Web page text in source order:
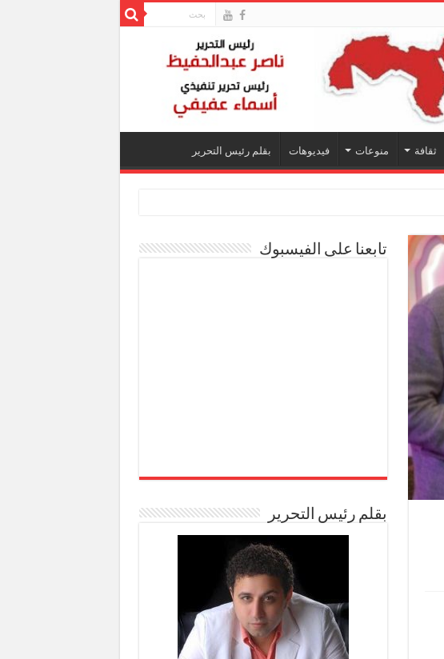
ثقافة منوعات فيديوهات بقلم رئيس التحرير
تابعنا على الفيسبوك
بقلم رئيس التحرير